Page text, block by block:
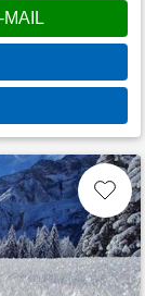
MAIL